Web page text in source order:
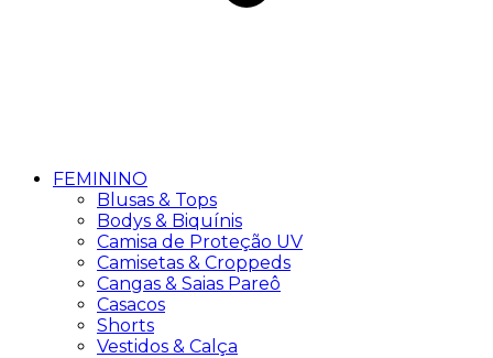
FEMININO
Blusas & Tops
Bodys & Biquínis
Camisa de Proteção UV
Camisetas & Croppeds
Cangas & Saias Pareô
Casacos
Shorts
Vestidos & Calça